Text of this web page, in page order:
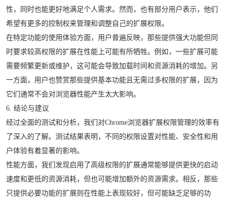
性，同时也能更好地满足个人需求。然而，也有部分用户表示，他们
希望有更多的控制权来管理和调整自己的扩展权限。
在特定功能的使用体验方面，用户普遍反映，那些提供强大功能但同
时要求较高权限的扩展在性能上可能有所牺牲。例如，一些扩展可能
需要频繁更新或维护，这可能会导致加载时间和资源消耗的增加。另
一方面，用户也赞赏那些提供基本功能且无需过多权限的扩展，因为
它们通常不会对浏览器性能产生太大影响。
6. 结论与建议
经过全面的测试和分析，我们对Chrome浏览器扩展权限管理的效率有
了深入的了解。测试结果表明，不同的权限设置对性能、安全性和用
户体验有着显著的影响。
性能方面，我们发现启用了高级权限的扩展通常能够提供更快的启动
速度和更低的资源消耗，但也可能增加额外的资源需求。相反，那些
只提供必要功能的扩展则在性能上表现较好，但可能缺乏足够的功